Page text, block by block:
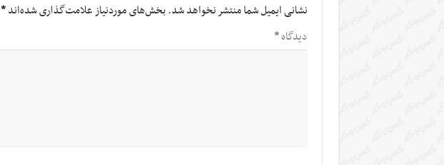
نشانی ایمیل شما منتشر نخواهد شد.بخش‌های موردنیاز علامت‌گذاری شده‌اند*
دیدگاه*